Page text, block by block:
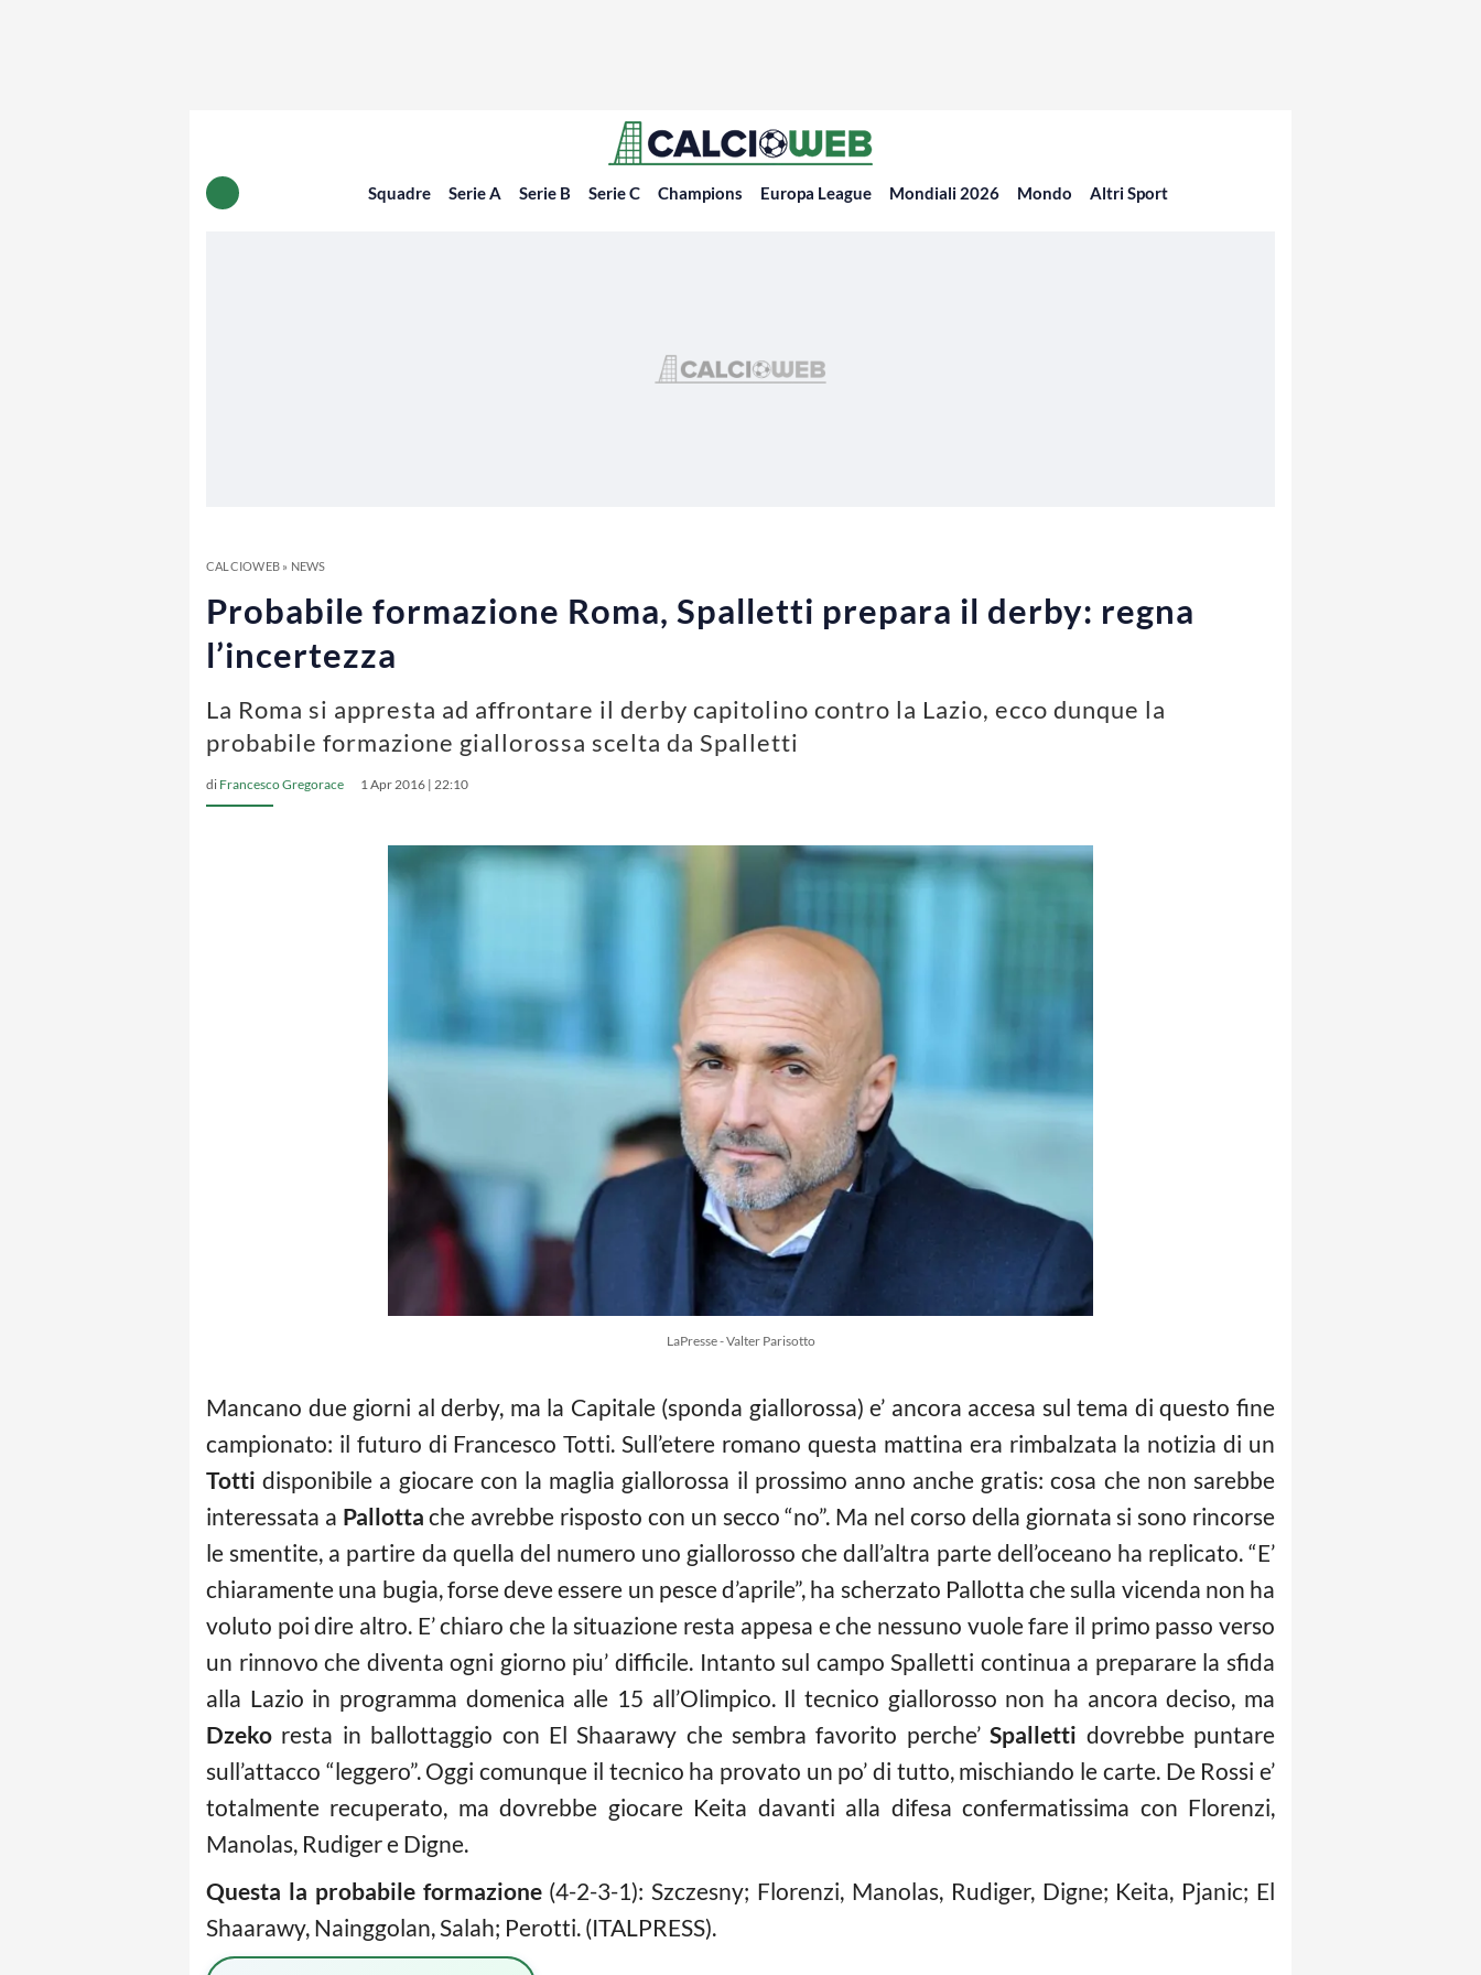
Squadre Serie A Serie B Serie C Champions Europa League Mondiali 2026 Mondo Altri Sport
CALCIOWEB» NEWS
Probabile formazione Roma, Spalletti prepara il derby: regna
l’incertezza
La Roma si appresta ad affrontare il derby capitolino contro la Lazio, ecco dunque la
probabile formazione giallorossa scelta da Spalletti
di Francesco Gregorace 1 Apr 2016 | 22:10
LaPresse - Valter Parisotto
Mancano due giorni al derby, ma la Capitale (sponda giallorossa) e’ ancora accesa sul tema di questo fine
campionato: il futuro di Francesco Totti. Sull’etere romano questa mattina era rimbalzata la notizia di un
Totti disponibile a giocare con la maglia giallorossa il prossimo anno anche gratis: cosa che non sarebbe
interessata a Pallotta che avrebbe risposto con un secco “no”. Ma nel corso della giornata si sono rincorse
le smentite, a partire da quella del numero uno giallorosso che dall’altra parte dell’oceano ha replicato. “E’
chiaramente una bugia, forse deve essere un pesce d’aprile”, ha scherzato Pallotta che sulla vicenda non ha
voluto poi dire altro. E’ chiaro che la situazione resta appesa e che nessuno vuole fare il primo passo verso
un rinnovo che diventa ogni giorno piu’ difficile. Intanto sul campo Spalletti continua a preparare la sfida
alla Lazio in programma domenica alle 15 all’Olimpico. Il tecnico giallorosso non ha ancora deciso, ma
Dzeko resta in ballottaggio con El Shaarawy che sembra favorito perche’Spalletti dovrebbe puntare
sull’attacco “leggero”. Oggi comunque il tecnico ha provato un po’ di tutto, mischiando le carte. De Rossi e’
totalmente recuperato, ma dovrebbe giocare Keita davanti alla difesa confermatissima con Florenzi,
Manolas, Rudiger e Digne.
Questa la probabile formazione(4-2-3-1): Szczesny; Florenzi, Manolas, Rudiger, Digne; Keita, Pjanic; El
Shaarawy, Nainggolan, Salah; Perotti. (ITALPRESS).